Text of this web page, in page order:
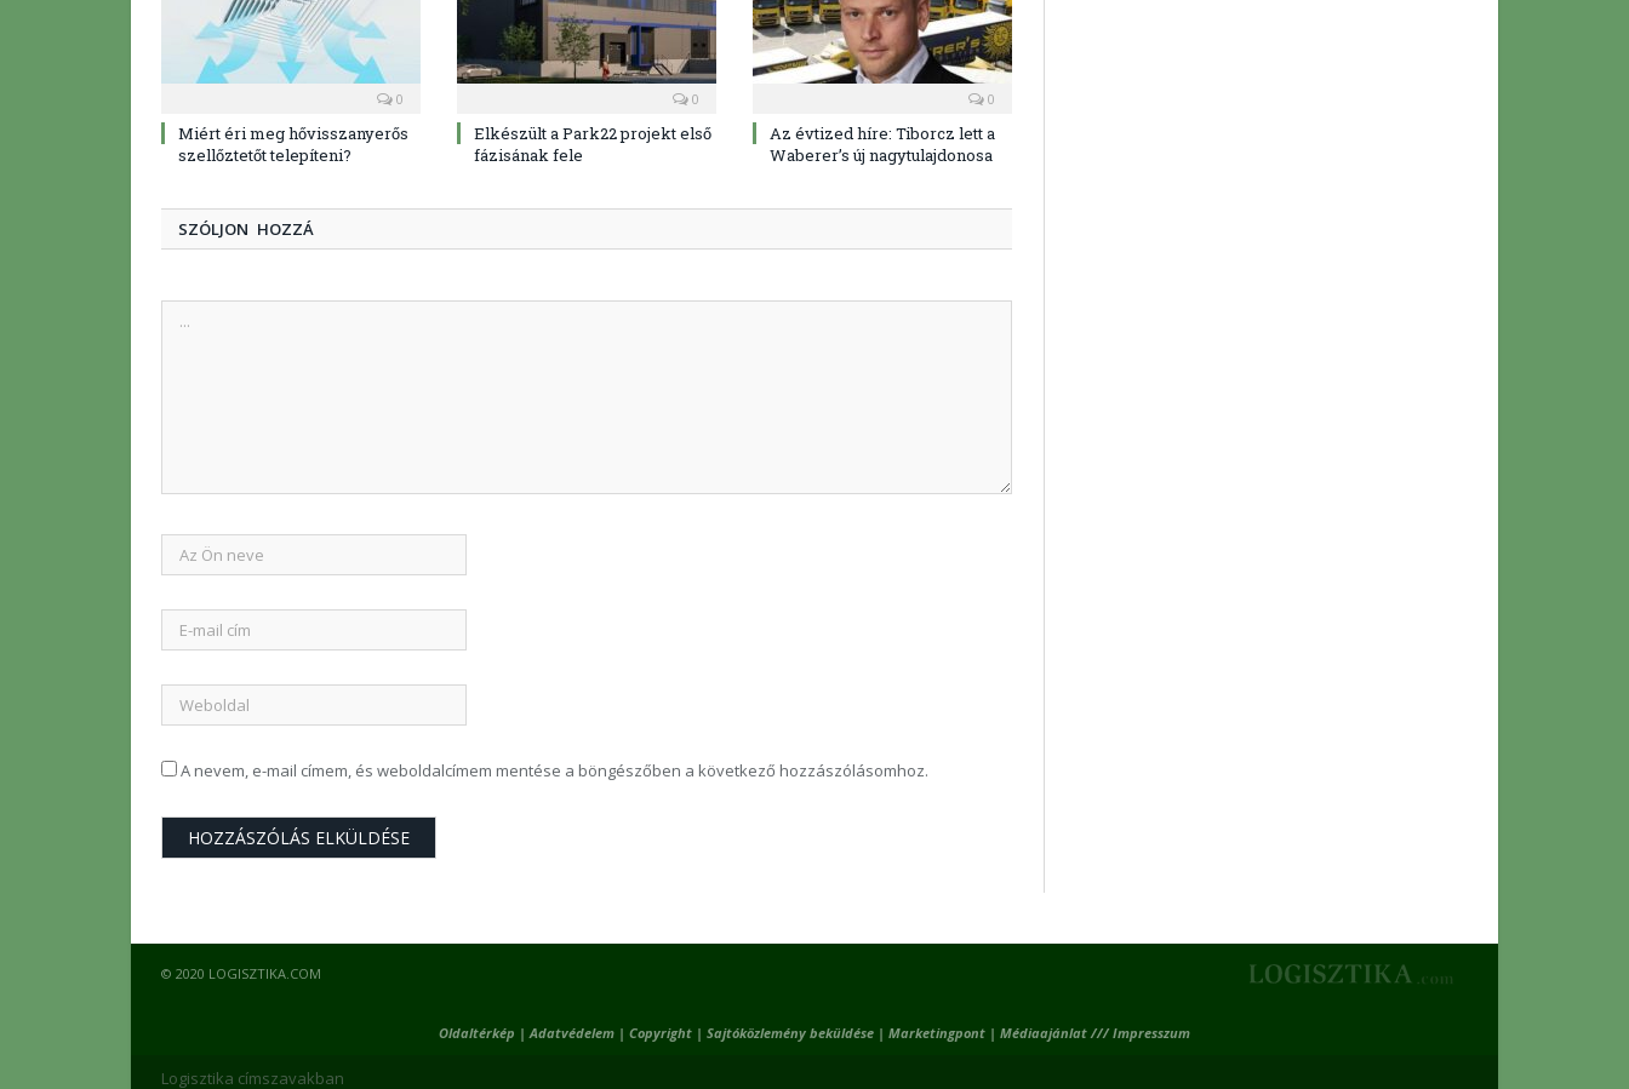
0
Miért éri meg hővisszanyerős
szellőztetőt telepíteni?
0
Elkészült a Park22 projekt első
fázisának fele
0
Az évtized híre: Tiborcz lett a
Waberer’s új nagytulajdonosa
SZÓLJON HOZZÁ
A nevem, e-mail címem, és weboldalcímem mentése a böngészőben a következő hozzászólásomhoz.
© 2020 LOGISZTIKA.COM
Oldaltérkép | Adatvédelem | Copyright | Sajtóközlemény beküldése | Marketingpont | Médiaajánlat /// Impresszum
Logisztika címszavakban